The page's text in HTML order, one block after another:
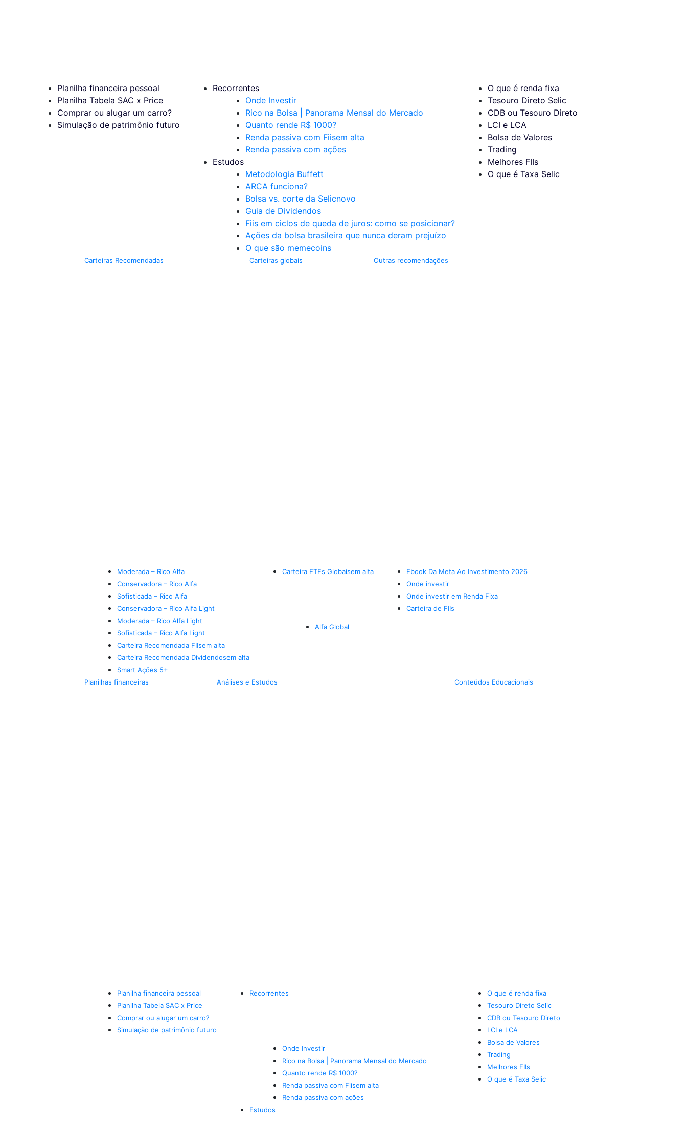
Planilha financeira pessoal
Planilha Tabela SAC x Price
Comprar ou alugar um carro?
Simulação de patrimônio futuro
Recorrentes
Onde Investir
Rico na Bolsa | Panorama Mensal do Mercado
Quanto rende R$ 1000?
Renda passiva com Fiisem alta
Renda passiva com ações
Estudos
Metodologia Buffett
ARCA funciona?
Bolsa vs. corte da Selicnovo
Guia de Dividendos
Fiis em ciclos de queda de juros: como se posicionar?
Ações da bolsa brasileira que nunca deram prejuízo
O que são memecoins
O que é renda fixa
Tesouro Direto Selic
CDB ou Tesouro Direto
LCI e LCA
Bolsa de Valores
Trading
Melhores FIIs
O que é Taxa Selic
Carteiras Recomendadas
Moderada – Rico Alfa
Conservadora – Rico Alfa
Sofisticada – Rico Alfa
Conservadora – Rico Alfa Light
Moderada – Rico Alfa Light
Sofisticada – Rico Alfa Light
Carteira Recomendada FIIsem alta
Carteira Recomendada Dividendosem alta
Smart Ações 5+
Carteiras globais
Carteira ETFs Globaisem alta
Alfa Global
Outras recomendações
Ebook Da Meta Ao Investimento 2026
Onde investir
Onde investir em Renda Fixa
Carteira de FIIs
Planilhas financeiras
Planilha financeira pessoal
Planilha Tabela SAC x Price
Comprar ou alugar um carro?
Simulação de patrimônio futuro
Análises e Estudos
Recorrentes
Onde Investir
Rico na Bolsa | Panorama Mensal do Mercado
Quanto rende R$ 1000?
Renda passiva com Fiisem alta
Renda passiva com ações
Estudos
Conteúdos Educacionais
O que é renda fixa
Tesouro Direto Selic
CDB ou Tesouro Direto
LCI e LCA
Bolsa de Valores
Trading
Melhores FIIs
O que é Taxa Selic